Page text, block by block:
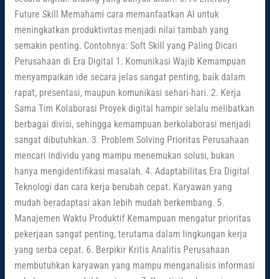
Future Skill Memahami cara memanfaatkan AI untuk
meningkatkan produktivitas menjadi nilai tambah yang
semakin penting. Contohnya: Soft Skill yang Paling Dicari
Perusahaan di Era Digital 1. Komunikasi Wajib Kemampuan
menyampaikan ide secara jelas sangat penting, baik dalam
rapat, presentasi, maupun komunikasi sehari-hari. 2. Kerja
Sama Tim Kolaborasi Proyek digital hampir selalu melibatkan
berbagai divisi, sehingga kemampuan berkolaborasi menjadi
sangat dibutuhkan. 3. Problem Solving Prioritas Perusahaan
mencari individu yang mampu menemukan solusi, bukan
hanya mengidentifikasi masalah. 4. Adaptabilitas Era Digital
Teknologi dan cara kerja berubah cepat. Karyawan yang
mudah beradaptasi akan lebih mudah berkembang. 5.
Manajemen Waktu Produktif Kemampuan mengatur prioritas
pekerjaan sangat penting, terutama dalam lingkungan kerja
yang serba cepat. 6. Berpikir Kritis Analitis Perusahaan
membutuhkan karyawan yang mampu menganalisis informasi